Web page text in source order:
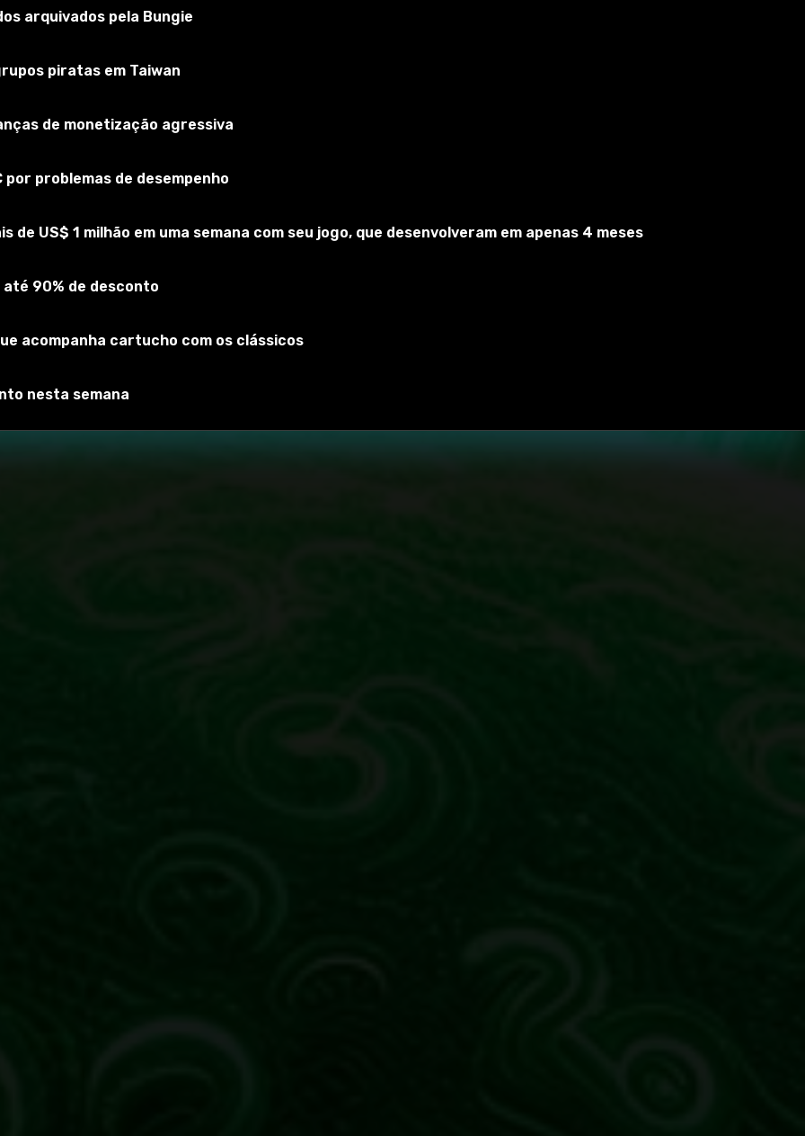
de abastecimento de combustível e os pequenos parques de estacionamento não são afetados.
arquivados pela Bungie
piratas em Taiwan
de monetização agressiva
por problemas de desempenho
US$ 1 milhão em uma semana com seu jogo, que desenvolveram em apenas 4 meses
até 90% de desconto
acompanha cartucho com os clássicos
nesta semana